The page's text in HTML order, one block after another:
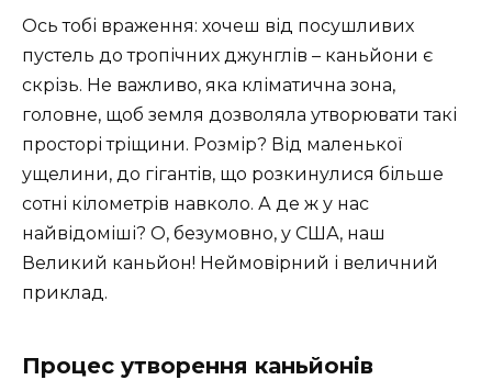
Ось тобі враження: хочеш від посушливих
пустель до тропічних джунглів – каньйони є
скрізь. Не важливо, яка кліматична зона,
головне, щоб земля дозволяла утворювати такі
просторі тріщини. Розмір? Від маленької
ущелини, до гігантів, що розкинулися більше
сотні кілометрів навколо. А де ж у нас
найвідоміші? О, безумовно, у США, наш
Великий каньйон! Неймовірний і величний
приклад.
Процес утворення каньйонів